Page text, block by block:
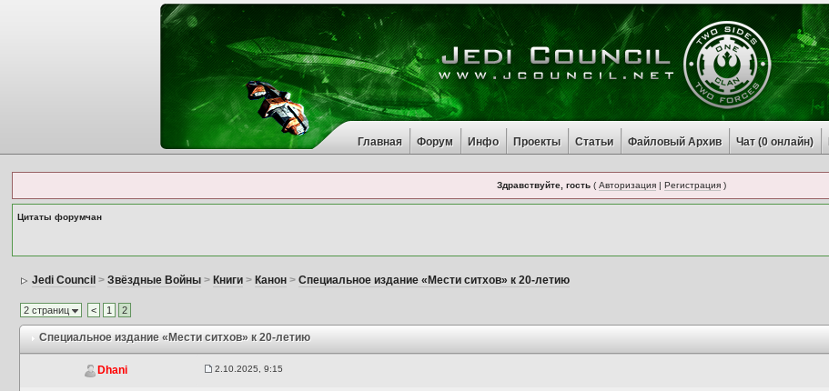
Главная Форум Инфо Проекты Статьи Файловый Архив Чат (0онлайн)
Здравствуйте, гость( Авторизация| Регистрация)
Цитаты форумчан
Jedi Council > Звёздные Войны> Книги> Канон> Специальное издание «Мести ситхов» к 20-летию
2 страниц < 1 2
Специальное издание «Мести ситхов» к 20-летию
Dhani 2.10.2025, 9:15